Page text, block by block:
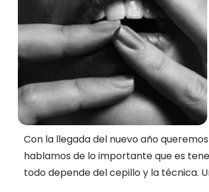
Con la llegada del nuevo año
hablamos de lo importante que es
todo depende del cepillo y la técnica.